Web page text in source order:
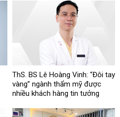
ThS. BS Lê Hoàng Vinh: “Đôi tay
vàng” ngành thẩm mỹ được
nhiều khách hàng tin tưởng